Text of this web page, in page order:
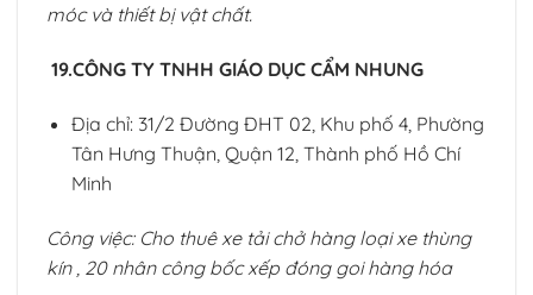
móc và thiết bị vật chất.
19.CÔNG TY TNHH GIÁO DỤC CẨM NHUNG
Địa chỉ: 31/2 Đường ĐHT 02, Khu phố 4, Phường
Tân Hưng Thuận, Quận 12, Thành phố Hồ Chí
Minh
Công việc: Cho thuê xe tải chở hàng loại xe thùng
kín , 20 nhân công bốc xếp đóng goi hàng hóa